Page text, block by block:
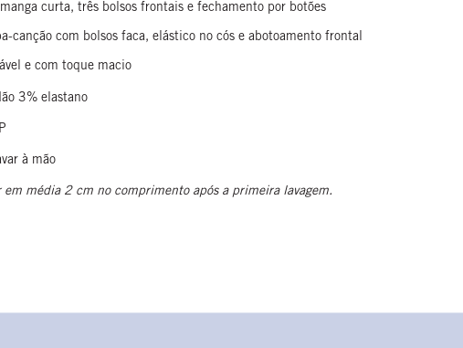
curta, três bolsos frontais e fechamento por botões
canção com bolsos faca, elástico no cós e abotoamento frontal
e com toque macio
3% elastano
à mão
em média 2 cm no comprimento após a primeira lavagem.